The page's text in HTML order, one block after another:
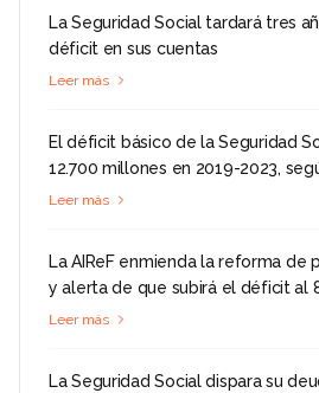
La Seguridad Social tardará tres
déficit en sus cuentas
Leer más
El déficit básico de la Seguridad
12.700 millones en 2019-2023,
Leer más
La AIReF enmienda la reforma de
y alerta de que subirá el déficit al
Leer más
La Seguridad Social dispara su